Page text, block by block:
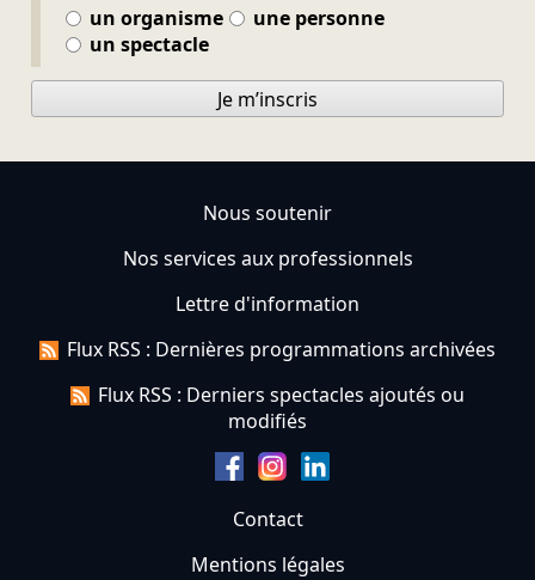
un organisme
une personne
un spectacle
Je m’inscris
Nous soutenir
Nos services aux professionnels
Lettre d'information
Flux RSS : Dernières programmations archivées
Flux RSS : Derniers spectacles ajoutés ou
modifiés
Contact
Mentions légales